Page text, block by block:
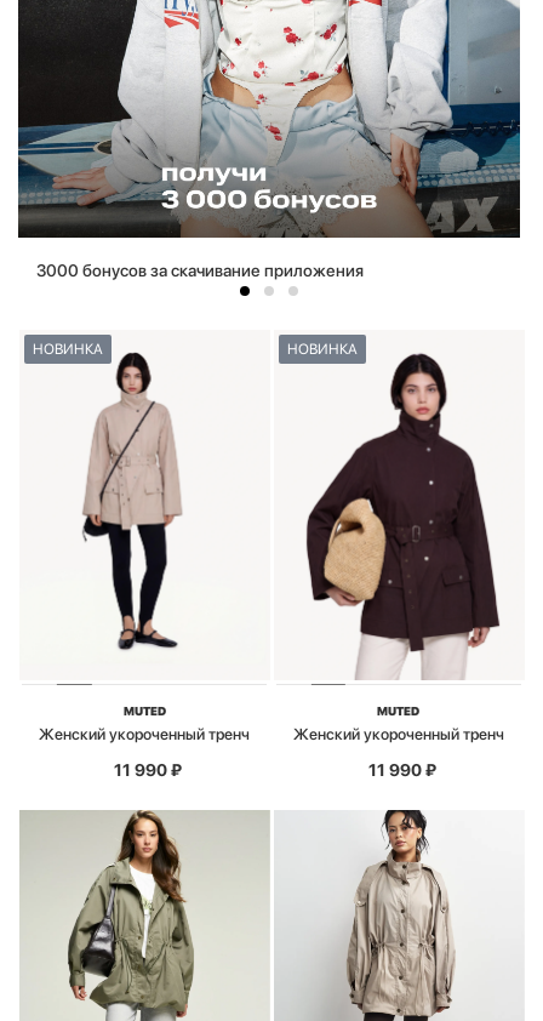
3000 бонусов за скачивание приложения
НОВИНКА
MUTED
Женский укороченный тренч
11 990₽
НОВИНКА
MUTED
Женский укороченный тренч
11 990₽